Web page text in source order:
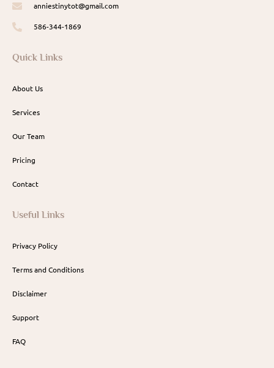
anniestinytot@gmail.com
586-344-1869
Quick Links
About Us
Services
Our Team
Pricing
Contact
Useful Links
Privacy Policy
Terms and Conditions
Disclaimer
Support
FAQ